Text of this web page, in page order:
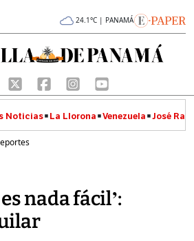
24.1°C | PANAMÁ
Noticias La Llorona Venezuela José
nada fácil’: